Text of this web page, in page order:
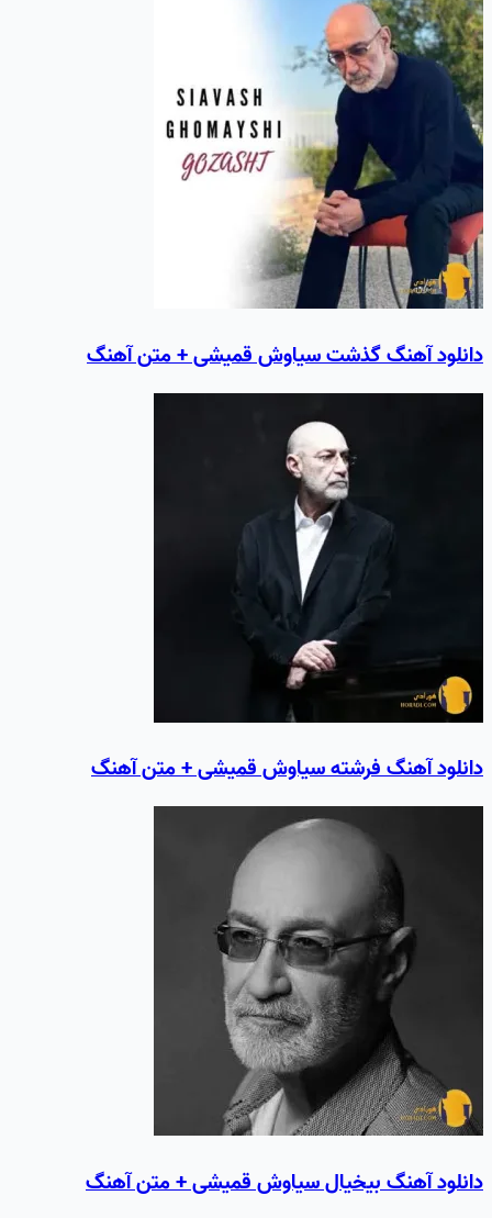
دانلود آهنگ گذشت سیاوش قمیشی + متن آهنگ
دانلود آهنگ فرشته سیاوش قمیشی + متن آهنگ
دانلود آهنگ بيخيال سیاوش قمیشی + متن آهنگ